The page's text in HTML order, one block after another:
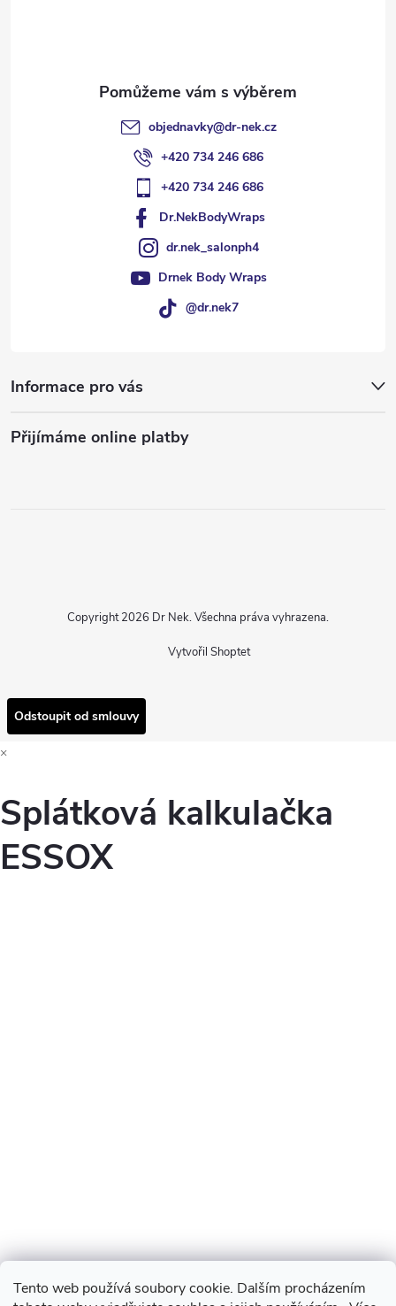
Tento web používá soubory cookie. Dalším procházením
objednavky@dr-nek.cz
+420 734 246 686
+420 734 246 686
Dr.NekBodyWraps
dr.nek_salonph4
Drnek Body Wraps
@dr.nek7
Informace pro vás
Přijímáme online platby
Vytvořil Shoptet
Copyright 2026 Dr Nek. Všechna práva vyhrazena.
Odstoupit od smlouvy
×
Splátková kalkulačka
ESSOX